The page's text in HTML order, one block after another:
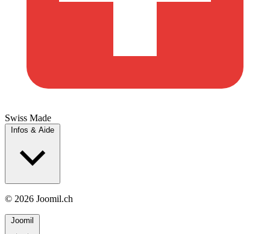
Swiss Made
Infos & Aide
© 2026 Joomil.ch
Joomil